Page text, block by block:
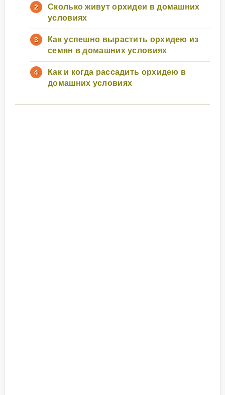
Сколько живут орхидеи в домашних
условиях
Как успешно вырастить орхидею из
семян в домашних условиях
Как и когда рассадить орхидею в
домашних условиях